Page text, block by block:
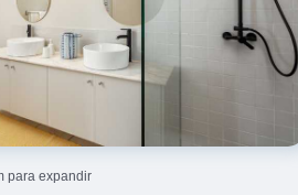
para expandir